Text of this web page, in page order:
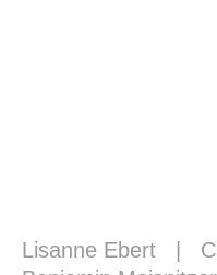
Lisanne Ebert